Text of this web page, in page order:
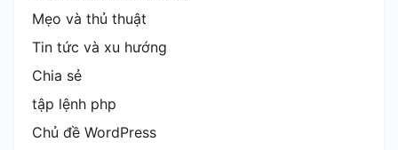
Mẹo và thủ thuật
Tin tức và xu hướng
Chia sẻ
tập lệnh php
Chủ đề WordPress